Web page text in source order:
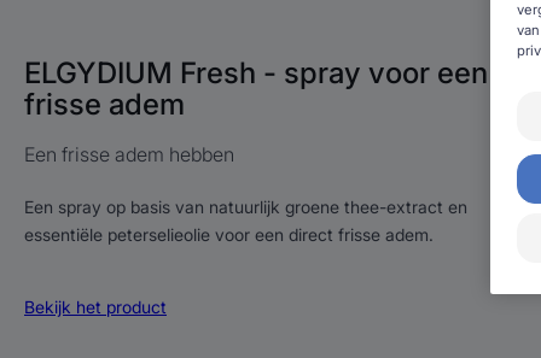
ELGYDIUM Fresh - spray voor een
frisse adem
Een frisse adem hebben
Een spray op basis van natuurlijk groene thee-extract en
essentiële peterselieolie voor een direct frisse adem.
Bekijk het product